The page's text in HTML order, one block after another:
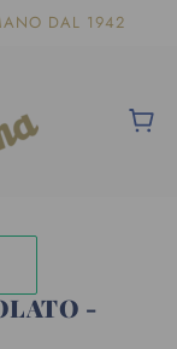
DAL 1942
-